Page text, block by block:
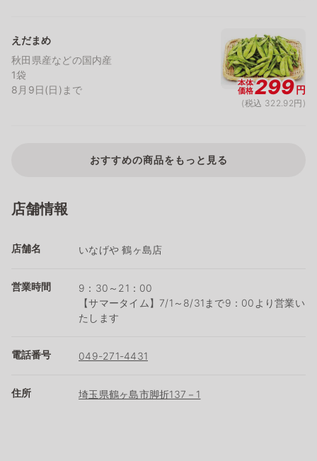
えだまめ
秋田県産などの国内産
1袋
8月9日(日)まで
本体
価格299円
(税込 322.92円)
おすすめの商品をもっと見る
店舗情報
店舗名 いなげや 鶴ヶ島店
営業時間
9：30～21：00
【サマータイム】7/1～8/31まで9：00より営業い
たします
電話番号 049-271-4431
住所 埼玉県鶴ヶ島市脚折137－1